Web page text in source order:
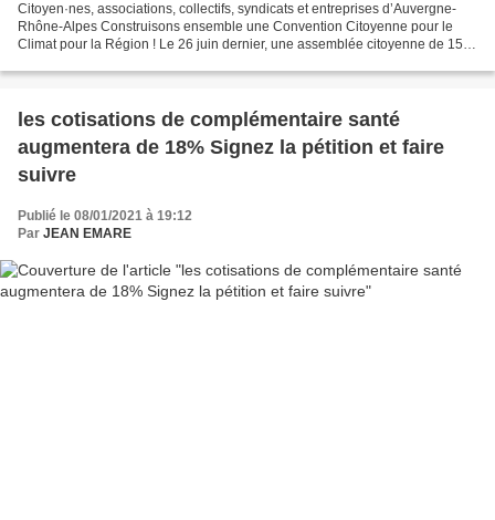
Citoyen·nes, associations, collectifs, syndicats et entreprises d’Auvergne-
Rhône-Alpes Construisons ensemble une Convention Citoyenne pour le
Climat pour la Région ! Le 26 juin dernier, une assemblée citoyenne de 150
les cotisations de complémentaire santé
augmentera de 18% Signez la pétition et faire
suivre
Publié le 08/01/2021 à 19:12
Par JEAN EMARE